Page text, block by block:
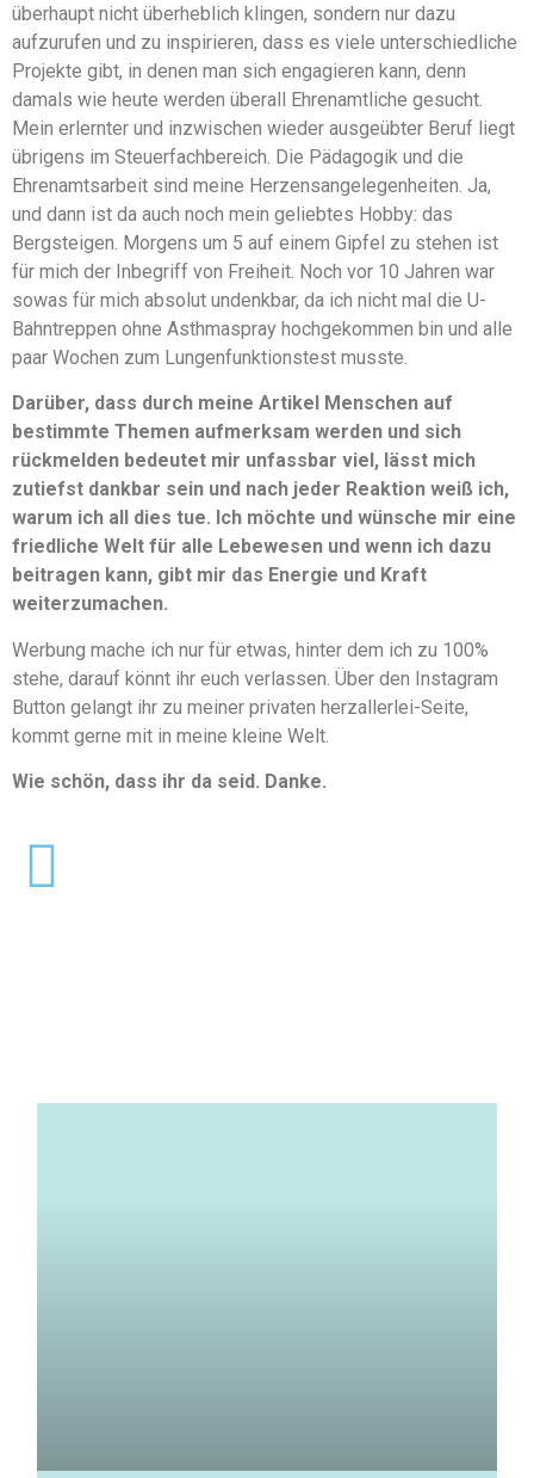
überhaupt nicht überheblich klingen, sondern nur dazu
aufzurufen und zu inspirieren, dass es viele unterschiedliche
Projekte gibt, in denen man sich engagieren kann, denn
damals wie heute werden überall Ehrenamtliche gesucht.
Mein erlernter und inzwischen wieder ausgeübter Beruf liegt
übrigens im Steuerfachbereich. Die Pädagogik und die
Ehrenamtsarbeit sind meine Herzensangelegenheiten. Ja,
und dann ist da auch noch mein geliebtes Hobby: das
Bergsteigen. Morgens um 5 auf einem Gipfel zu stehen ist
für mich der Inbegriff von Freiheit. Noch vor 10 Jahren war
sowas für mich absolut undenkbar, da ich nicht mal die U-
Bahntreppen ohne Asthmaspray hochgekommen bin und alle
paar Wochen zum Lungenfunktionstest musste.
Darüber, dass durch meine Artikel Menschen auf
bestimmte Themen aufmerksam werden und sich
rückmelden bedeutet mir unfassbar viel, lässt mich
zutiefst dankbar sein und nach jeder Reaktion weiß ich,
warum ich all dies tue. Ich möchte und wünsche mir eine
friedliche Welt für alle Lebewesen und wenn ich dazu
beitragen kann, gibt mir das Energie und Kraft
weiterzumachen.
Werbung mache ich nur für etwas, hinter dem ich zu 100%
stehe, darauf könnt ihr euch verlassen. Über den Instagram
Button gelangt ihr zu meiner privaten herzallerlei-Seite,
kommt gerne mit in meine kleine Welt.
Wie schön, dass ihr da seid. Danke.